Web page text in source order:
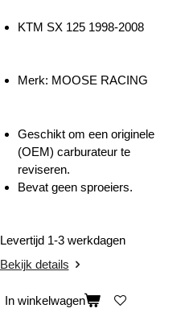
KTM SX 125 1998-2008
Merk: MOOSE RACING
Geschikt om een originele
(OEM) carburateur te
reviseren.
Bevat geen sproeiers.
Levertijd 1-3 werkdagen
Bekijk details
In winkelwagen